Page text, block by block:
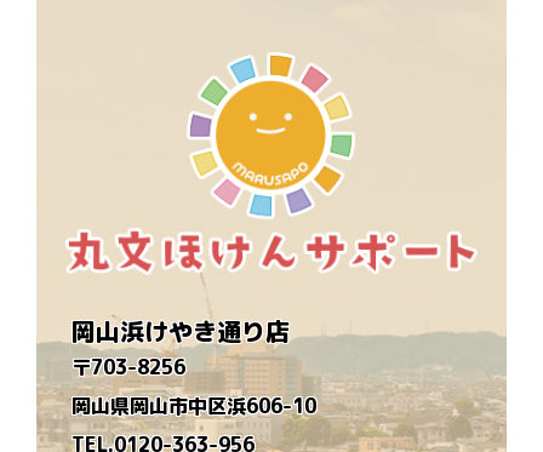
岡山浜けやき通り店
〒703-8256
岡山県岡山市中区浜606-10
TEL.0120-363-956